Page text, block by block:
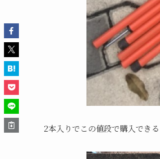
2本入りでこの値段で購入でき